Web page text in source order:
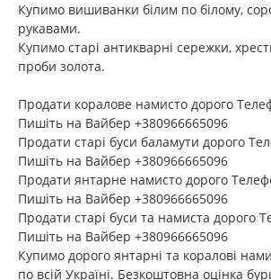
Купимо вишиванки білим по білому,
рукавами.
Купимо старі антикварні сережки,
проби золота.
Продати коралове намисто дорого
Пишіть на Вайбер +380966665096
Продати старі буси баламути дорого
Пишіть на Вайбер +380966665096
Продати янтарне намисто дорого
Пишіть на Вайбер +380966665096
Продати старі буси та намиста дорого
Пишіть на Вайбер +380966665096
Купимо дорого янтарні та коралові
по всій Україні. Безкоштовна оцінка